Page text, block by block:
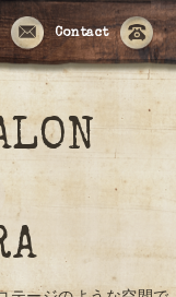
Contact